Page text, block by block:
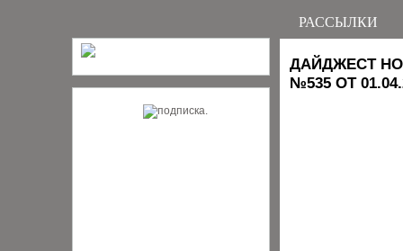
РАССЫЛКИ
ДАЙДЖЕСТ
№535 ОТ